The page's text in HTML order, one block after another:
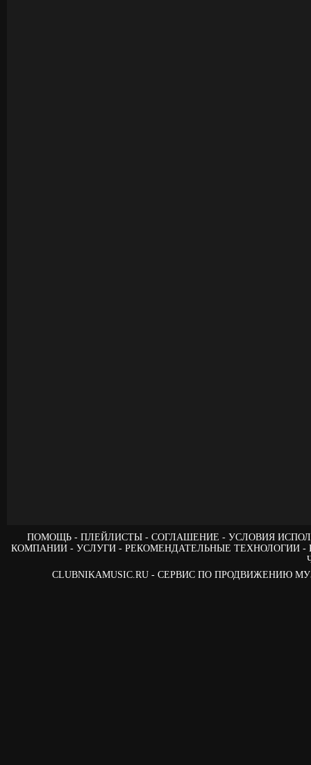
ПОМОЩЬ ПЛЕЙЛИСТЫ СОГЛАШЕНИЕ
УСЛОВИЯ
КОМПАНИИ
УСЛУГИ РЕКОМЕНДАТЕЛЬНЫЕ ТЕХНОЛОГИИ
CLUBNIKAMUSIC.RU - СЕРВИС ПО ПРОДВИЖЕНИЮ